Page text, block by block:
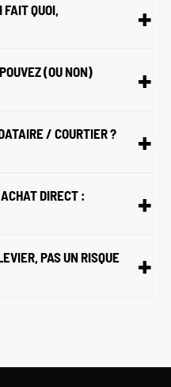
QUOI,
(OU NON)
/ COURTIER ?
DIRECT :
PAS UN RISQUE